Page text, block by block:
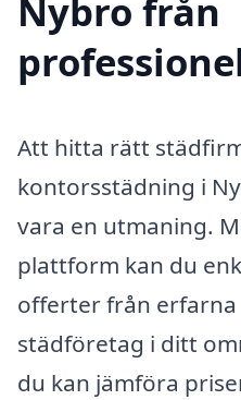
Nybro från
Att hitta rätt
kontorsstädning i
vara en utmaning.
plattform kan du
offerter från erfarna
städföretag i ditt
du kan jämföra